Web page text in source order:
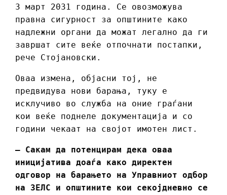
3 март 2031 година. Се овозможува
правна сигурност за општините како
надлежни органи да можат легално да ги
завршат сите веќе отпочнати постапки,
рече Стојановски.
Оваа измена, објасни тој, не
предвидува нови барања, туку е
исклучиво во служба на оние граѓани
кои веќе поднеле документација и со
години чекаат на својот имотен лист.
– Сакам да потенцирам дека оваа
иницијатива доаѓа како директен
одговор на барањето на Управниот одбор
на ЗЕЛС и општините кои секојдневно се